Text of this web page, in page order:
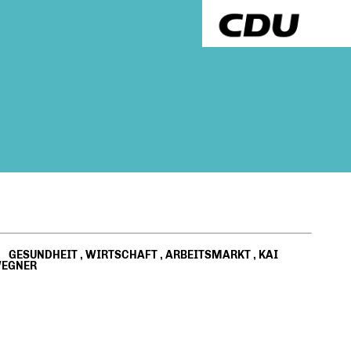
GESUNDHEIT,WIRTSCHAFT,ARBEITSMARKT, KAI